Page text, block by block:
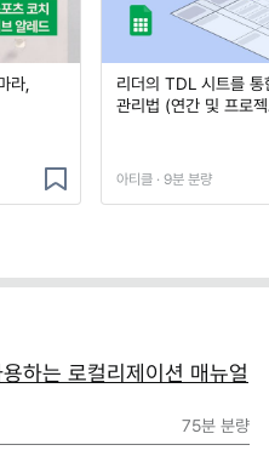
라,
리더의 TDL 시트를
관리법 (연간 및 프로
아티클 · 9분 분량
하는 로컬리제이션 매뉴얼
75분 분량